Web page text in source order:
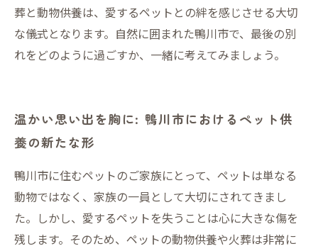
葬と動物供養は、愛するペットとの絆を感じさせる大切
な儀式となります。自然に囲まれた鴨川市で、最後の別
れをどのように過ごすか、一緒に考えてみましょう。
温かい思い出を胸に: 鴨川市におけるペット供
養の新たな形
鴨川市に住むペットのご家族にとって、ペットは単なる
動物ではなく、家族の一員として大切にされてきまし
た。しかし、愛するペットを失うことは心に大きな傷を
残します。そのため、ペットの動物供養や火葬は非常に